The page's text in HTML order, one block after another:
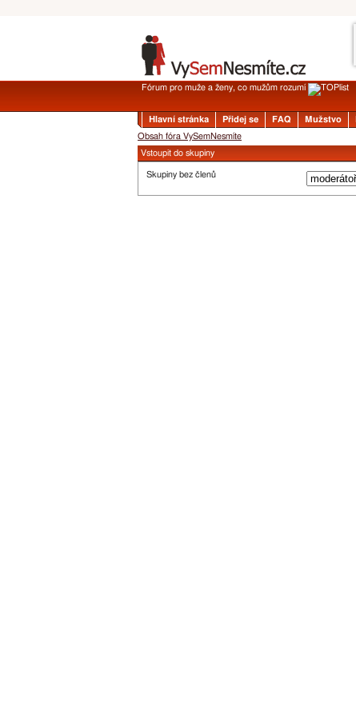
Fórum pro muže a ženy, co mužům rozumí
Hlavní stránka Přidej se FAQ Mužstvo
Obsah fóra VySemNesmíte
Vstoupit do skupiny
Skupiny bez členů